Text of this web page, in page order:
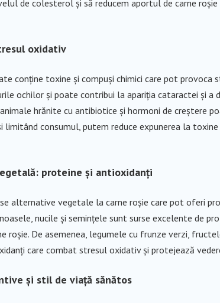
de colesterol și să reducem aportul de carne
oxidativ
conține toxine și compuși chimici care pot
ochilor și poate contribui la apariția cataractei și a
hrănite cu antibiotice și hormoni de creștere
limitând consumul, putem reduce expunerea la
proteine și antioxidanți
alternative vegetale la carne roșie care pot oferi
nucile și semințele sunt surse excelente de
roșie. De asemenea, legumele cu frunze verzi,
care combat stresul oxidativ și protejează
și stil de viață sănătos